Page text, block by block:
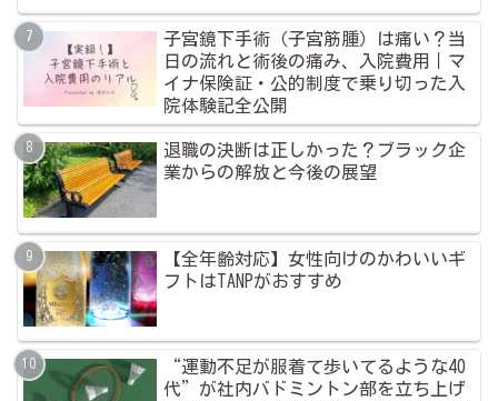
子宮鏡下手術（子宮筋腫）は痛い？当
日の流れと術後の痛み、入院費用｜マ
イナ保険証・公的制度で乗り切った入
院体験記全公開
退職の決断は正しかった？ブラック企
業からの解放と今後の展望
【全年齢対応】女性向けのかわいいギ
フトはTANPがおすすめ
“運動不足が服着て歩いてるような40
代”が社内バドミントン部を立ち上げ